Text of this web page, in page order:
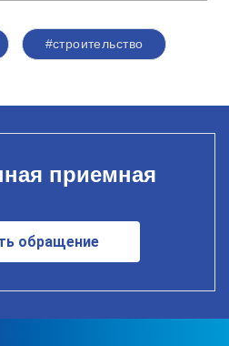
#строительство
приемная
обращение